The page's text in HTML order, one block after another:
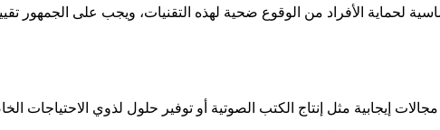
لحماية الأفراد من الوقوع ضحية لهذه التقنيات، ويجب على الجمهور
إيجابية مثل إنتاج الكتب الصوتية أو توفير حلول لذوي الاحتياجات